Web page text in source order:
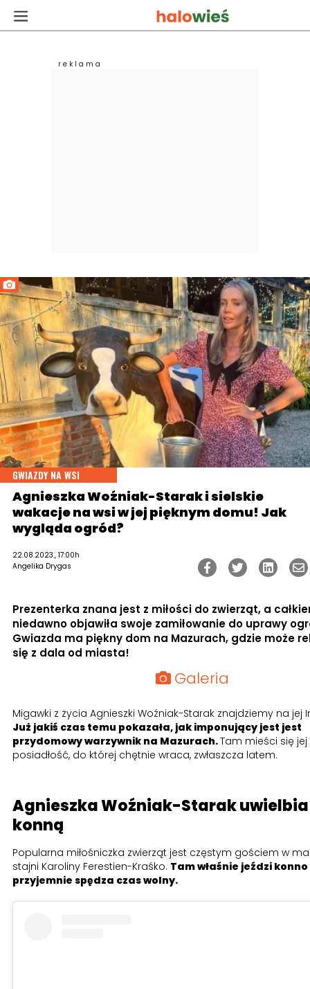
GWIAZDY NA WSI
Agnieszka Woźniak-Starak i sielskie
wakacje na wsi w jej pięknym domu! Jak
wygląda ogród?
22.08.2023., 17:00h
Angelika Drygas
Prezenterka znana jest z miłości do zwierząt, a
niedawno objawiła swoje zamiłowanie do uprawy
Gwiazda ma piękny dom na Mazurach, gdzie może
się z dala od miasta!
Galeria
Migawki z życia Agnieszki Woźniak-Starak znajdziemy na jej
Już jakiś czas temu pokazała, jak imponujący jest jest
przydomowy warzywnik na Mazurach.Tam mieści się
posiadłość, do której chętnie wraca, zwłaszcza latem.
Agnieszka Woźniak-Starak
konną
Popularna miłośniczka zwierząt jest częstym gościem w
stajni Karoliny Ferestien-Kraśko. Tam właśnie jeździ konno
przyjemnie spędza czas wolny.